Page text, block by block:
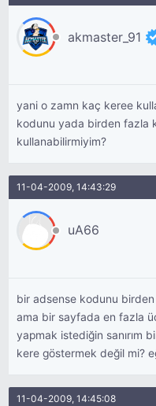
akmaster_91
yani o zamn kaç keree
kodunu yada birden fazla
kullanabilirmiyim?
11-04-2009, 14:43:29
uA66
bir adsense kodunu
ama bir sayfada en fazla
yapmak istediğin sanırım
kere göstermek değil mi?
11-04-2009, 14:45:08